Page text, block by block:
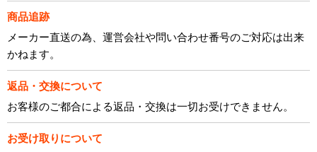
商品追跡
メーカー直送の為、運営会社や問い合わせ番号のご対応は出来
かねます。
返品・交換について
お客様のご都合による返品・交換は一切お受けできません。
お受け取りについて